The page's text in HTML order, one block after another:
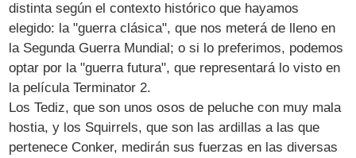
distinta según el contexto histórico que hayamos
elegido: la "guerra clásica", que nos meterá de lleno en
la Segunda Guerra Mundial; o si lo preferimos, podemos
optar por la "guerra futura", que representará lo visto en
la película Terminator 2.
Los Tediz, que son unos osos de peluche con muy mala
hostia, y los Squirrels, que son las ardillas a las que
pertenece Conker, medirán sus fuerzas en las diversas